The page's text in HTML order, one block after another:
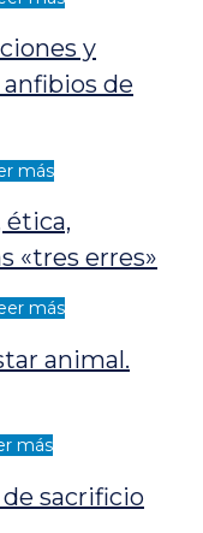
y
de
más
ética,
«tres erres»
más
animal.
más
sacrificio